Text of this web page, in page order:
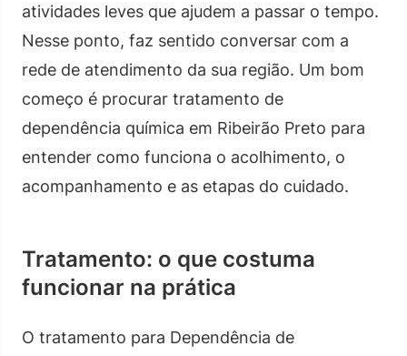
atividades leves que ajudem a passar o tempo.
Nesse ponto, faz sentido conversar com a
rede de atendimento da sua região. Um bom
começo é procurar tratamento de
dependência química em Ribeirão Preto para
entender como funciona o acolhimento, o
acompanhamento e as etapas do cuidado.
Tratamento: o que costuma
funcionar na prática
O tratamento para Dependência de